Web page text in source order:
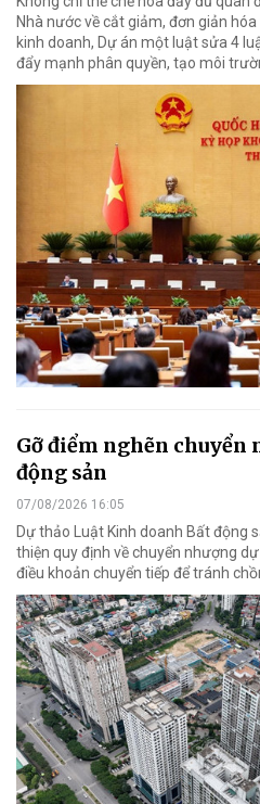
Nhà nước về cắt giảm, đơn giản
kinh doanh, Dự án một luật sửa 4
đẩy mạnh phân quyền, tạo môi
Gỡ điểm nghẽn chuyển
động sản
07/08/2026 16:05
Dự thảo Luật Kinh doanh Bất động
thiện quy định về chuyển nhượng
điều khoản chuyển tiếp để tránh